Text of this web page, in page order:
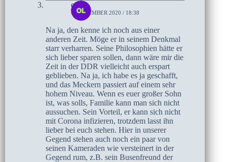
olaf
4. DEZEMBER 2020 / 18:38
Na ja, den kenne ich noch aus einer
anderen Zeit. Möge er in seinem Denkmal
starr verharren. Seine Philosophien hätte er
sich lieber sparen sollen, dann wäre mir die
Zeit in der DDR vielleicht auch erspart
geblieben. Na ja, ich habe es ja geschafft,
und das Meckern passiert auf einem sehr
hohem Niveau. Wenn es euer großer Sohn
ist, was solls, Familie kann man sich nicht
aussuchen. Sein Vorteil, er kann sich nicht
mit Corona infizieren, trotzdem lasst ihn
lieber bei euch stehen. Hier in unserer
Gegend stehen auch noch ein paar von
seinen Kameraden wie versteinert in der
Gegend rum, z.B. sein Busenfreund der